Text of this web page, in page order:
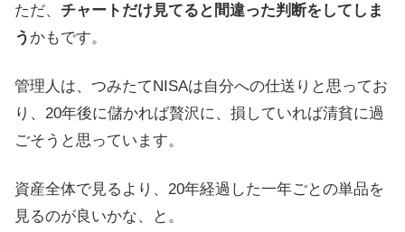
ただ、 チャートだけ見てると間違った判断をしてしま
う かもです。
管理人は、つみたてNISAは自分への仕送りと思ってお
り、20年後に儲かれば贅沢に、損していれば清貧に過
ごそうと思っています。
資産全体で見るより、20年経過した一年ごとの単品を
見るのが良いかな、と。